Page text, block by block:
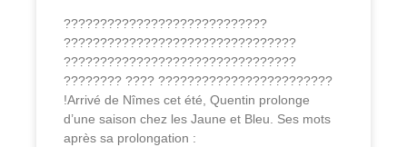
????????????????????????????
????????????????????????????????
????????????????????????????????
???????? ???? ????????????????????????
!Arrivé de Nîmes cet été, Quentin prolonge
d’une saison chez les Jaune et Bleu. Ses mots
après sa prolongation :